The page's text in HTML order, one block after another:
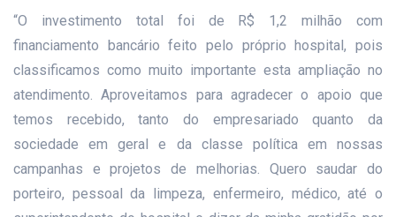
“O investimento total foi de R$ 1,2 milhão com
financiamento bancário feito pelo próprio hospital, pois
classificamos como muito importante esta ampliação no
atendimento. Aproveitamos para agradecer o apoio que
temos recebido, tanto do empresariado quanto da
sociedade em geral e da classe política em nossas
campanhas e projetos de melhorias. Quero saudar do
porteiro, pessoal da limpeza, enfermeiro, médico, até o